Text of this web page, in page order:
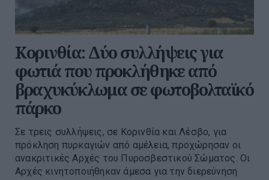
Κορινθία: Δύο συλλήψεις για
φωτιά που προκλήθηκε από
βραχυκύκλωμα σε φωτοβολταϊκό
πάρκο
Σε τρεις συλλήψεις, σε Κορινθία και Λέσβο, για
πρόκληση πυρκαγιών από αμέλεια, προχώρησαν οι
ανακριτικές Αρχές του Πυροσβεστικού Σώματος. Οι
Αρχές κινητοποιήθηκαν άμεσα για την διερεύνηση